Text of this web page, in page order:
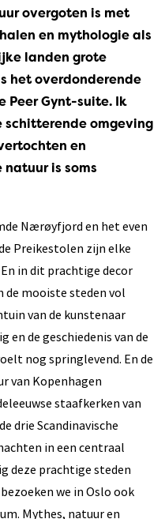
overgoten is met
en mythologie als
landen grote
het overdonderende
Peer Gynt-suite. Ik
omgeving
en
is soms
Nærøyfjord en het even
Preikestolen zijn elke
in dit prachtige decor
de mooiste steden vol
van de kunstenaar
en de geschiedenis van de
nog springlevend. En de
van Kopenhagen
staafkerken van
drie Scandinavische
in een centraal
deze prachtige steden
we in Oslo ook
Mythes, natuur en